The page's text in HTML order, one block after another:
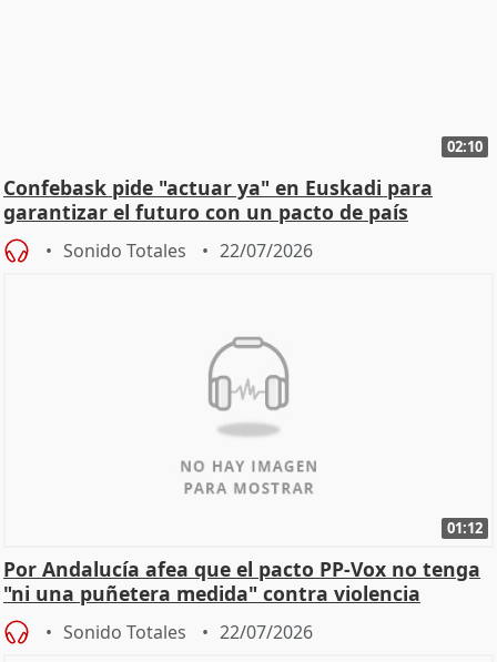
02:10
Confebask pide "actuar ya" en Euskadi para
garantizar el futuro con un pacto de país
Sonido Totales 22/07/2026
01:12
Por Andalucía afea que el pacto PP-Vox no tenga
"ni una puñetera medida" contra violencia
machista
Sonido Totales 22/07/2026